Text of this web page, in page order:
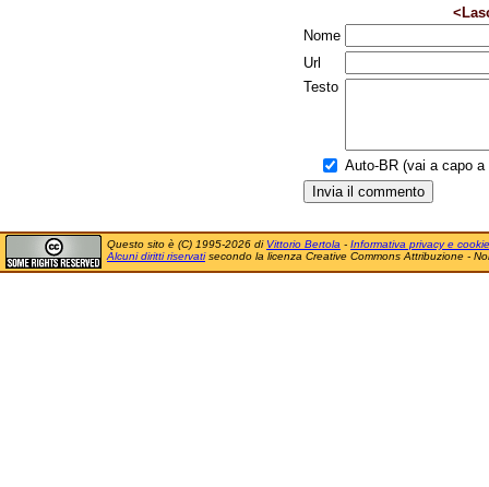
Nome
Url
Testo
Auto-BR (vai a capo a
Questo sito è (C) 1995-2026 di Vittorio Bertola - Informativa privacy e cookie
Alcuni diritti riservatisecondo la licenza Creative Commons Attribuzione -